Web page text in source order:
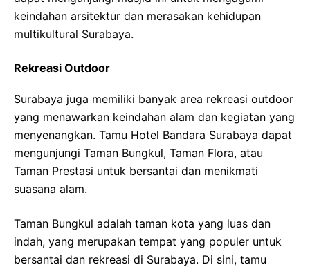
keindahan arsitektur dan merasakan kehidupan
multikultural Surabaya.
Rekreasi Outdoor
Surabaya juga memiliki banyak area rekreasi outdoor
yang menawarkan keindahan alam dan kegiatan yang
menyenangkan. Tamu Hotel Bandara Surabaya dapat
mengunjungi Taman Bungkul, Taman Flora, atau
Taman Prestasi untuk bersantai dan menikmati
suasana alam.
Taman Bungkul adalah taman kota yang luas dan
indah, yang merupakan tempat yang populer untuk
bersantai dan rekreasi di Surabaya. Di sini, tamu